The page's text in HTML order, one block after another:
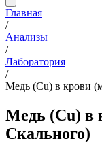
Главная
/
Анализы
/
Лаборатория
/
Медь (Cu) в крови
Медь (Cu) в
Скального)